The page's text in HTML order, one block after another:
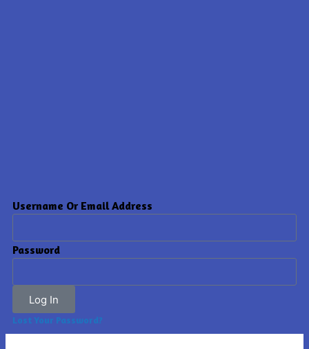
Username Or Email Address
Password
Log In
Lost Your Password?